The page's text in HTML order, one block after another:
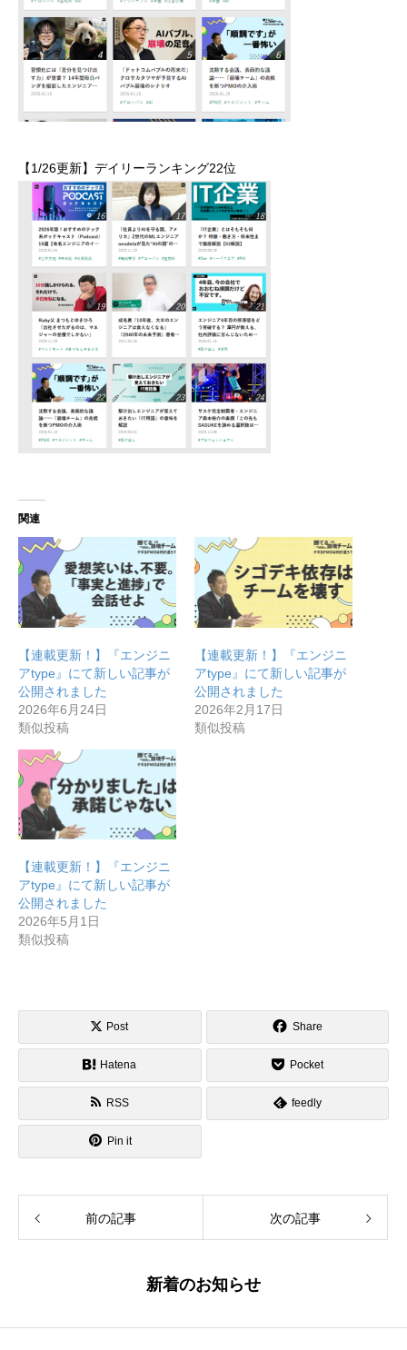
【1/26更新】デイリーランキング22位
関連
【連載更新！】『エンジニ
アtype』にて新しい記事が
公開されました
2026年6月24日
類似投稿
【連載更新！】『エンジニ
アtype』にて新しい記事が
公開されました
2026年2月17日
類似投稿
【連載更新！】『エンジニ
アtype』にて新しい記事が
公開されました
2026年5月1日
類似投稿
Post Share
Hatena Pocket
RSS feedly
Pin it
前の記事 次の記事
新着のお知らせ